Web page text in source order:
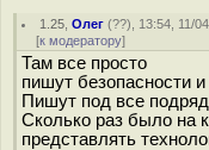
1.25 ,Олег (??), 13:54, 11/
[к модератору]
Там все просто
пишут безопасности
Пишут под все
Сколько раз было на
представлять